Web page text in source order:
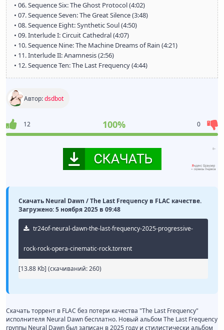
• 06. Sequence Six: The Ghost Protocol (4:02)
• 07. Sequence Seven: The Great Silence (3:48)
• 08. Sequence Eight: Synthetic Soul (4:50)
• 09. Interlude I: Circuit Cathedral (4:07)
• 10. Sequence Nine: The Machine Dreams of Rain (4:21)
• 11. Interlude II: Anamnesis (2:56)
• 12. Sequence Ten: The Last Frequency (4:44)
Автор:dsdbot
12 100% 0
Скачать Neural Dawn / The Last Frequency в FLAC качестве.
Загружено: 5 ноября 2025 в 09:48
tr24of-neural-dawn-the-last-frequency-2025-progressive-
rock-rock-opera-cinematic-rock.torrent
[13.88 Kb] (cкачиваний: 260)
Скачать торрент в FLAC без потери качества "The Last Frequency"
исполнителя Neural Dawn бесплатно. Новый альбом The Last Frequency
группы Neural Dawn был записан в 2025 году и стилистически альбом